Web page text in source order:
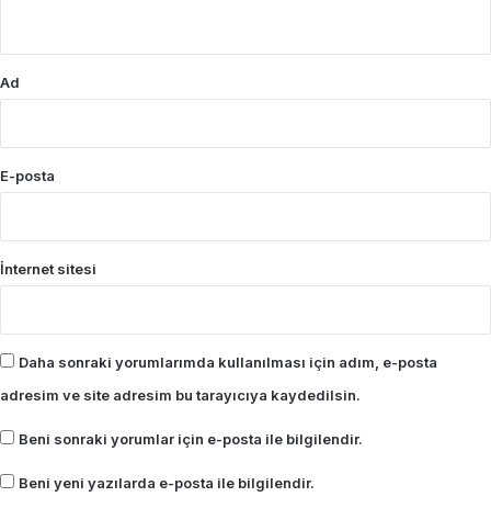
Ad
E-posta
İnternet sitesi
Daha sonraki yorumlarımda kullanılması için adım, e-posta
adresim ve site adresim bu tarayıcıya kaydedilsin.
Beni sonraki yorumlar için e-posta ile bilgilendir.
Beni yeni yazılarda e-posta ile bilgilendir.